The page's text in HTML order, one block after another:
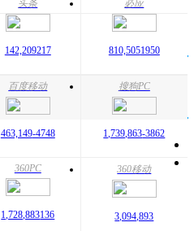
头条
142,209217
必应
810,5051950
百度移动
463,149-4748
搜狗PC
1,739,863-3862
360PC
1,728,883136
360移动
3,094,893